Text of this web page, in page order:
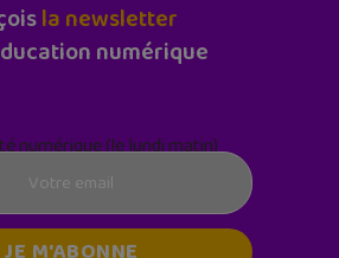
la newsletter
numérique
numérique (le lundi matin)